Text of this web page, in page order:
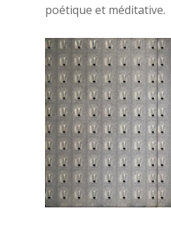
poétique et méditative.